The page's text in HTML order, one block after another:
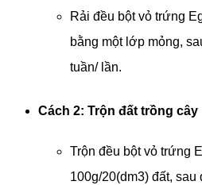
Rải đều bột vỏ trứng
bằng một lớp mỏng,
tuần/ lần.
Cách 2: Trộn đất trồng cây
Trộn đều bột vỏ trứng
100g/20(dm3) đất,